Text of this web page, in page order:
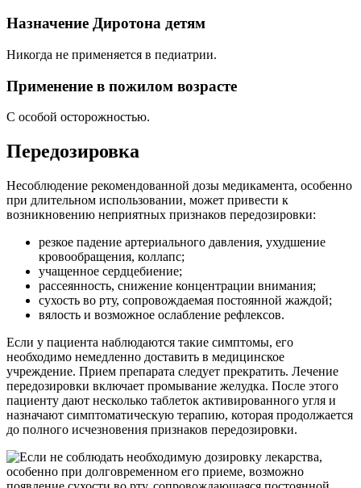
Назначение Диротона детям
Никогда не применяется в педиатрии.
Применение в пожилом возрасте
С особой осторожностью.
Передозировка
Несоблюдение рекомендованной дозы медикамента, особенно
при длительном использовании, может привести к
возникновению неприятных признаков передозировки:
резкое падение артериального давления, ухудшение
кровообращения, коллапс;
учащенное сердцебиение;
рассеянность, снижение концентрации внимания;
сухость во рту, сопровождаемая постоянной жаждой;
вялость и возможное ослабление рефлексов.
Если у пациента наблюдаются такие симптомы, его
необходимо немедленно доставить в медицинское
учреждение. Прием препарата следует прекратить. Лечение
передозировки включает промывание желудка. После этого
пациенту дают несколько таблеток активированного угля и
назначают симптоматическую терапию, которая продолжается
до полного исчезновения признаков передозировки.